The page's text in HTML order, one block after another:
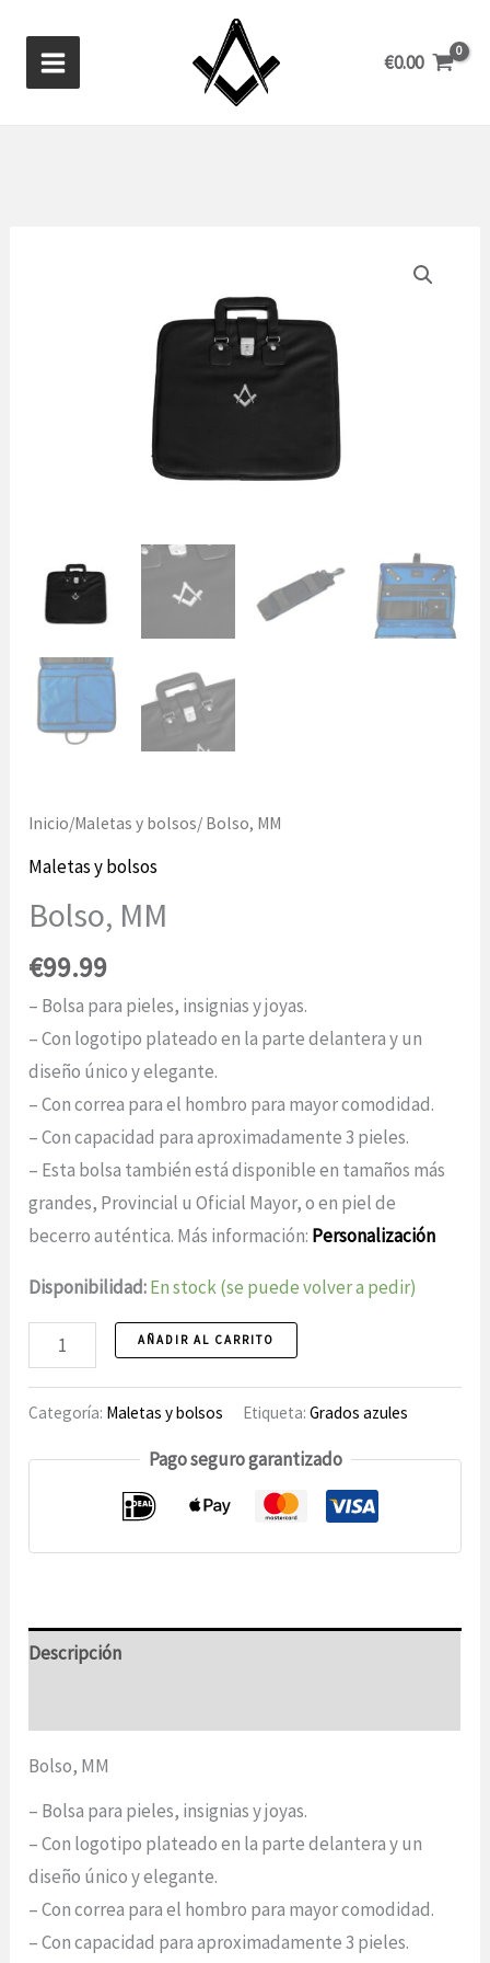
contenido
€0.00
Inicio/Maletas y bolsos/ Bolso, MM
Maletas y bolsos
Bolso, MM
€99.99
– Bolsa para pieles, insignias y joyas.
– Con logotipo plateado en la parte delantera y un
diseño único y elegante.
– Con correa para el hombro para mayor comodidad.
– Con capacidad para aproximadamente 3 pieles.
– Esta bolsa también está disponible en tamaños más
grandes, Provincial u Oficial Mayor, o en piel de
becerro auténtica. Más información: Personalización
Disponibilidad:En stock (se puede volver a pedir)
Bolsa,
número
MM
AÑADIR AL CARRITO
Categoría: Maletas y bolsos Etiqueta:Grados azules
Pago seguro garantizado
Descripción
Bolso, MM
– Bolsa para pieles, insignias y joyas.
– Con logotipo plateado en la parte delantera y un
diseño único y elegante.
– Con correa para el hombro para mayor comodidad.
– Con capacidad para aproximadamente 3 pieles.